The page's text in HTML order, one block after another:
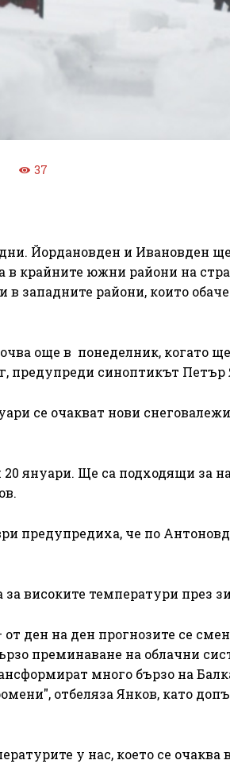
37
Йордановден и Ивановден
в крайните южни райони на
в западните райони, които
още в понеделник, когато
предупреди синоптикът Петър
се очакват нови
януари. Ще са подходящи за
предупредиха, че по
високите температури през
ден на ден прогнозите се
преминаване на облачни
много бързо на
отбеляза Янков, като
у нас, което се очаква